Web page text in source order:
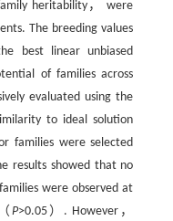
heritability， were
The breeding values
best linear unbiased
of families across
evaluated using the
to ideal solution
families were selected
results showed that no
were observed at
P>0.05）. However，